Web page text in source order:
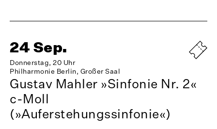
24 Sep.
Donnerstag, 20 Uhr
Philharmonie Berlin, Großer Saal
Gustav Mahler »Sinfonie Nr. 2«
c-Moll
(»Auferstehungssinfonie«)